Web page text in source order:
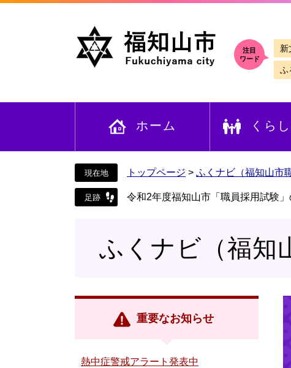
文
注目
ワード
新
ふ
ホーム くら
トップページ > ふくナビ（福知山市
令和2年度福知山市「職員採用試験
ふくナビ（福知
重要なお知らせ
熱中症警戒アラート発表中